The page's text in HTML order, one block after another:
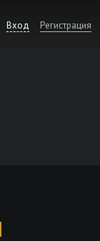
Вход Регистрация